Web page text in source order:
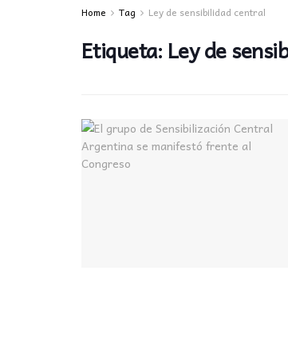
Home Tag Ley de sensibilidad central
Etiqueta:Ley de